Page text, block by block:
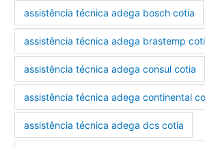
assistência técnica adega bosch cotia
assistência técnica adega brastemp
assistência técnica adega consul cotia
assistência técnica adega continental
assistência técnica adega dcs cotia